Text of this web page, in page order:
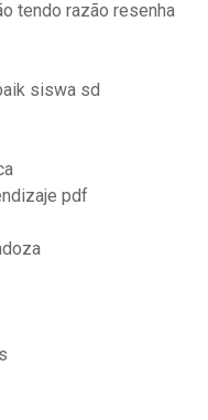
tendo razão resenha
siswa sd
pdf